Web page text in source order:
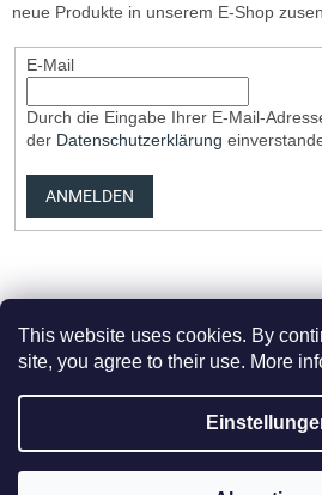
This website uses cookies. By
site, you agree to their use. More
neue Produkte in unserem E-Shop
E-Mail
Durch die Eingabe Ihrer E-Mail-
der Datenschutzerklärung
ANMELDEN